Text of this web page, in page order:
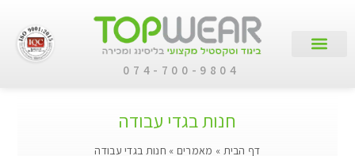
074-700-9804
חנות בגדי עבודה
דף הבית » מאמרים » חנות בגדי עבודה